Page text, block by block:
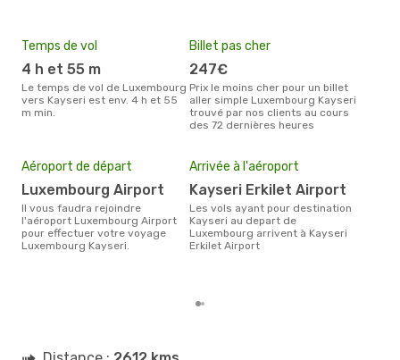
Temps de vol
4 h et 55 m
Le temps de vol de Luxembourg
vers Kayseri est env. 4 h et 55
m min.
Billet pas cher
247€
Prix le moins cher pour un billet
aller simple Luxembourg Kayseri
trouvé par nos clients au cours
des 72 dernières heures
Aéroport de départ
Luxembourg Airport
Il vous faudra rejoindre
l'aéroport Luxembourg Airport
pour effectuer votre voyage
Luxembourg Kayseri.
Arrivée à l'aéroport
Kayseri Erkilet Airport
Les vols ayant pour destination
Kayseri au depart de
Luxembourg arrivent à Kayseri
Erkilet Airport